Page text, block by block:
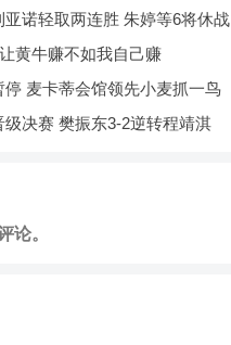
诺轻取两连胜 朱婷等6将休战
黄牛赚不如我自己赚
麦卡蒂会馆领先小麦抓一鸟
决赛 樊振东3-2逆转程靖淇
论。